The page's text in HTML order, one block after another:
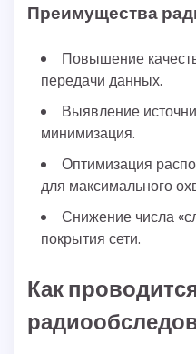
Преимущества
Повышение
передачи данных.
Выявление
минимизация.
Оптимизация
для максимального
Снижение числа
покрытия сети.
Как